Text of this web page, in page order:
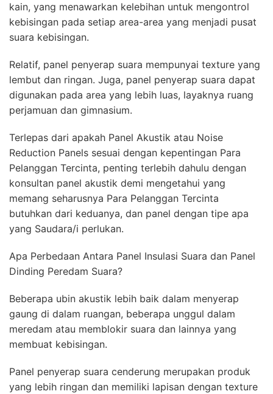
kain, yang menawarkan kelebihan untuk mengontrol
kebisingan pada setiap area-area yang menjadi pusat
suara kebisingan.
Relatif, panel penyerap suara mempunyai texture yang
lembut dan ringan. Juga, panel penyerap suara dapat
digunakan pada area yang lebih luas, layaknya ruang
perjamuan dan gimnasium.
Terlepas dari apakah Panel Akustik atau Noise
Reduction Panels sesuai dengan kepentingan Para
Pelanggan Tercinta, penting terlebih dahulu dengan
konsultan panel akustik demi mengetahui yang
memang seharusnya Para Pelanggan Tercinta
butuhkan dari keduanya, dan panel dengan tipe apa
yang Saudara/i perlukan.
Apa Perbedaan Antara Panel Insulasi Suara dan Panel
Dinding Peredam Suara?
Beberapa ubin akustik lebih baik dalam menyerap
gaung di dalam ruangan, beberapa unggul dalam
meredam atau memblokir suara dan lainnya yang
membuat kebisingan.
Panel penyerap suara cenderung merupakan produk
yang lebih ringan dan memiliki lapisan dengan texture